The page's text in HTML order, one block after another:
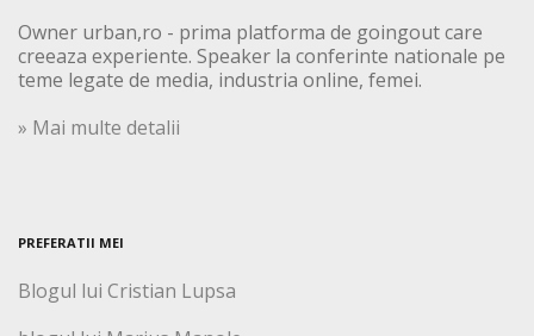
Owner urban,ro - prima platforma de goingout care
creeaza experiente. Speaker la conferinte nationale pe
teme legate de media, industria online, femei.
» Mai multe detalii
PREFERATII MEI
Blogul lui Cristian Lupsa